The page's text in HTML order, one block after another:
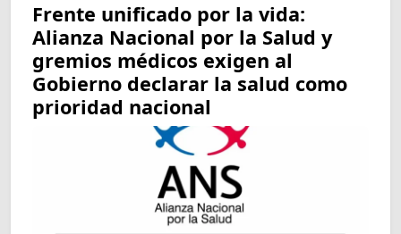
Frente unificado por la vida:
Alianza Nacional por la Salud y
gremios médicos exigen al
Gobierno declarar la salud como
prioridad nacional